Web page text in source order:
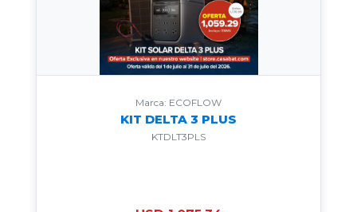
Marca: ECOFLOW
KIT DELTA 3 PLUS
KTDLT3PLS